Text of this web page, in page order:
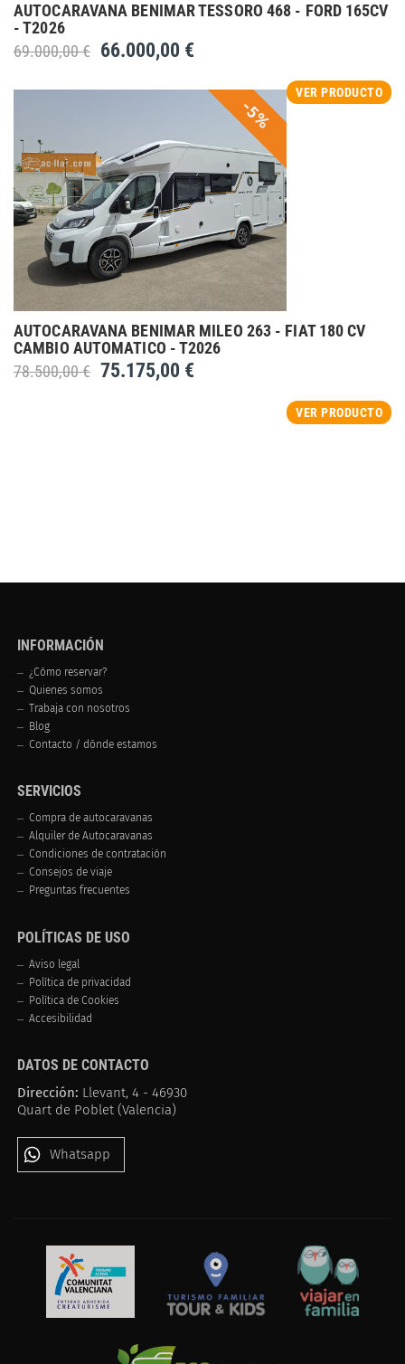
AUTOCARAVANA BENIMAR TESSORO 468 - FORD 165CV
- T2026
69.000,00 € 66.000,00 €
VER PRODUCTO
-5%
AUTOCARAVANA BENIMAR MILEO 263 - FIAT 180 CV
CAMBIO AUTOMATICO - T2026
78.500,00 € 75.175,00 €
VER PRODUCTO
INFORMACIÓN
¿Cómo reservar?
Quienes somos
Trabaja con nosotros
Blog
Contacto / dónde estamos
SERVICIOS
Compra de autocaravanas
Alquiler de Autocaravanas
Condiciones de contratación
Consejos de viaje
Preguntas frecuentes
POLÍTICAS DE USO
Aviso legal
Política de privacidad
Política de Cookies
Accesibilidad
DATOS DE CONTACTO
Dirección: Llevant, 4 - 46930
Quart de Poblet (Valencia)
Whatsapp